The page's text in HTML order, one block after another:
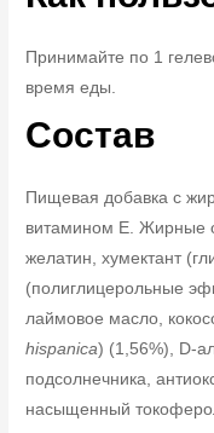
Принимайте по 1
время еды.
Состав
Пищевая добавка с
витамином Е. Жирные
желатин, хумектант
(полиглицерольные
лаймовое масло,
hispanica) (1,56%), D-
подсолнечника,
насыщенный